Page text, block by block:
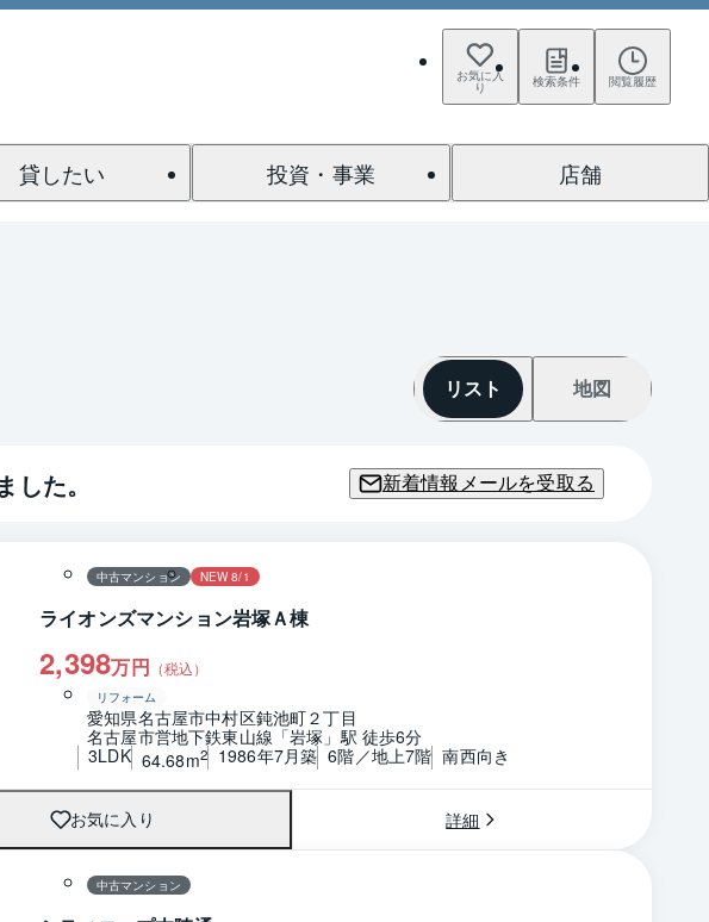
お気に入
り 検索条件 閲覧履歴
貸したい 投資・事業 店舗
リスト 地図
した。 新着情報メールを受取る
中古マンション NEW 8/1
ライオンズマンション岩塚Ａ棟
2,398万円 （税込）
リフォーム
愛知県名古屋市中村区鈍池町２丁目
名古屋市営地下鉄東山線「岩塚」駅 徒歩6分
3LDK 64.68m2 1986年7月築 6階／地上7階 南西向き
お気に入り 詳細
中古マンション